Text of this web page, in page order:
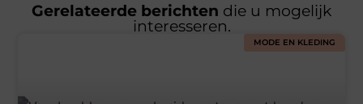
Gerelateerde berichten die u mogelijk
interesseren.
MODE EN KLEDING